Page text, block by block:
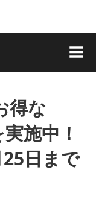
得な
施中！
日まで